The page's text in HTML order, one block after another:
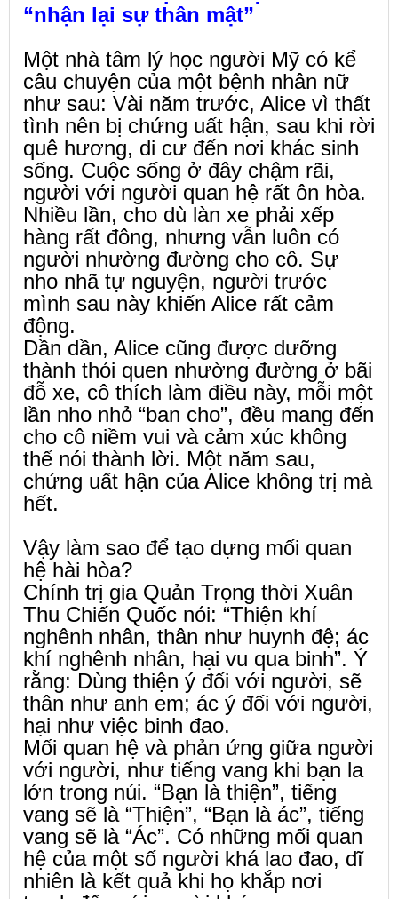
“nhận lại sự thân mật”
Một nhà tâm lý học người Mỹ có kể
câu chuyện của một bệnh nhân nữ
như sau: Vài năm trước, Alice vì thất
tình nên bị chứng uất hận, sau khi rời
quê hương, di cư đến nơi khác sinh
sống. Cuộc sống ở đây chậm rãi,
người với người quan hệ rất ôn hòa.
Nhiều lần, cho dù làn xe phải xếp
hàng rất đông, nhưng vẫn luôn có
người nhường đường cho cô. Sự
nho nhã tự nguyện, người trước
mình sau này khiến Alice rất cảm
động.
Dần dần, Alice cũng được dưỡng
thành thói quen nhường đường ở bãi
đỗ xe, cô thích làm điều này, mỗi một
lần nho nhỏ “ban cho”, đều mang đến
cho cô niềm vui và cảm xúc không
thể nói thành lời. Một năm sau,
chứng uất hận của Alice không trị mà
hết.
Vậy làm sao để tạo dựng mối quan
hệ hài hòa?
Chính trị gia Quản Trọng thời Xuân
Thu Chiến Quốc nói: “Thiện khí
nghênh nhân, thân như huynh đệ; ác
khí nghênh nhân, hại vu qua binh”. Ý
rằng: Dùng thiện ý đối với người, sẽ
thân như anh em; ác ý đối với người,
hại như việc binh đao.
Mối quan hệ và phản ứng giữa người
với người, như tiếng vang khi bạn la
lớn trong núi. “Bạn là thiện”, tiếng
vang sẽ là “Thiện”, “Bạn là ác”, tiếng
vang sẽ là “Ác”. Có những mối quan
hệ của một số người khá lao đao, dĩ
nhiên là kết quả khi họ khắp nơi